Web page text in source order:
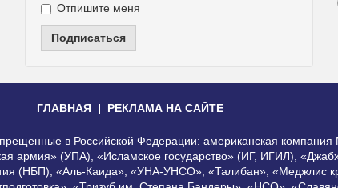
Отпишите меня
Подписаться
ГЛАВНАЯ РЕКЛАМА НА САЙТЕ
в Российской Федерации: американская
армия» (УПА), «Исламское государство» (ИГ, ИГИЛ),
(НБП), «Аль-Каида», «УНА-УНСО», «Талибан», «Меджлис